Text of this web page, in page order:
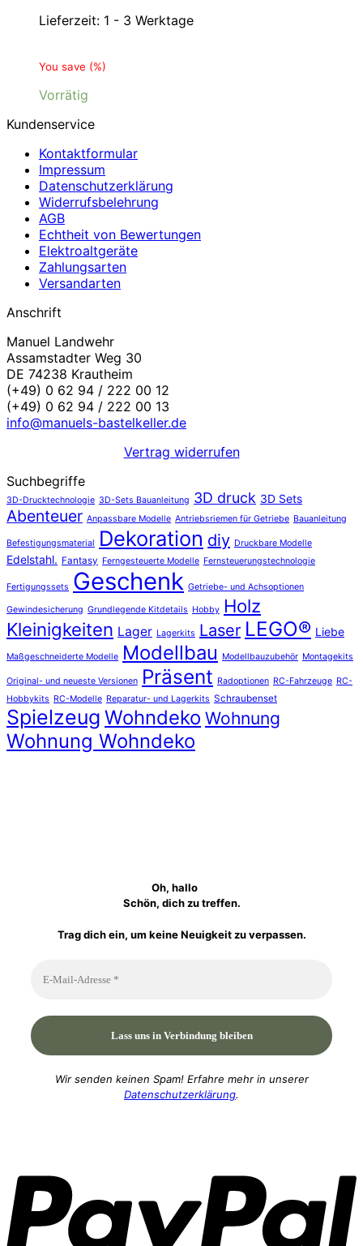
Lieferzeit: 1 - 3 Werktage
You save (%)
Vorrätig
Kundenservice
Kontaktformular
Impressum
Datenschutzerklärung
Widerrufsbelehrung
AGB
Echtheit von Bewertungen
Elektroaltgeräte
Zahlungsarten
Versandarten
Anschrift
Manuel Landwehr
Assamstadter Weg 30
DE 74238 Krautheim
(+49) 0 62 94 / 222 00 12
(+49) 0 62 94 / 222 00 13
info@manuels-bastelkeller.de
Vertrag widerrufen
Suchbegriffe
3D-Drucktechnologie 3D-Sets Bauanleitung 3D druck 3D Sets
Abenteuer Anpassbare Modelle Antriebsriemen für Getriebe Bauanleitung
Befestigungsmaterial Dekoration diy Druckbare Modelle
Edelstahl. Fantasy Ferngesteuerte Modelle Fernsteuerungstechnologie
Fertigungssets Geschenk Getriebe- und Achsoptionen
Gewindesicherung Grundlegende Kitdetails Hobby Holz
Kleinigkeiten Lager Lagerkits Laser LEGO® Liebe
Maßgeschneiderte Modelle Modellbau Modellbauzubehör Montagekits
Original- und neueste Versionen Präsent Radoptionen RC-Fahrzeuge RC-
Hobbykits RC-Modelle Reparatur- und Lagerkits Schraubenset
Spielzeug Wohndeko Wohnung
Wohnung Wohndeko
Oh, hallo
Schön, dich zu treffen.
Trag dich ein, um keine Neuigkeit zu verpassen.
Wir senden keinen Spam! Erfahre mehr in unserer
Datenschutzerklärung.